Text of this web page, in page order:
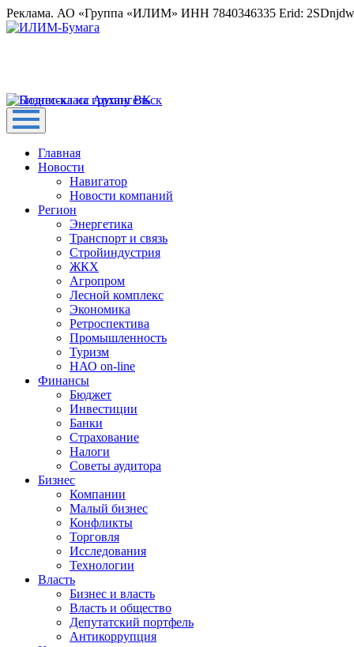
Реклама. АО «Группа «ИЛИМ» ИНН 7840346335 Erid:
Главная
Новости
Навигатор
Новости компаний
Регион
Энергетика
Транспорт и связь
Стройиндустрия
ЖКХ
Агропром
Лесной комплекс
Экономика
Ретроспектива
Промышленность
Туризм
НАО on-line
Финансы
Бюджет
Инвестиции
Банки
Страхование
Налоги
Советы аудитора
Бизнес
Компании
Малый бизнес
Конфликты
Торговля
Исследования
Технологии
Власть
Бизнес и власть
Власть и общество
Депутатский портфель
Антикоррупция